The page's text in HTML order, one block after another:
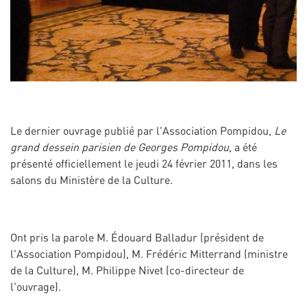
Le dernier ouvrage publié par l'Association Pompidou, Le
grand dessein parisien de Georges Pompidou, a été
présenté officiellement le jeudi 24 février 2011, dans les
salons du Ministère de la Culture.
Ont pris la parole M. Édouard Balladur (président de
l'Association Pompidou), M. Frédéric Mitterrand (ministre
de la Culture), M. Philippe Nivet (co-directeur de
l'ouvrage).